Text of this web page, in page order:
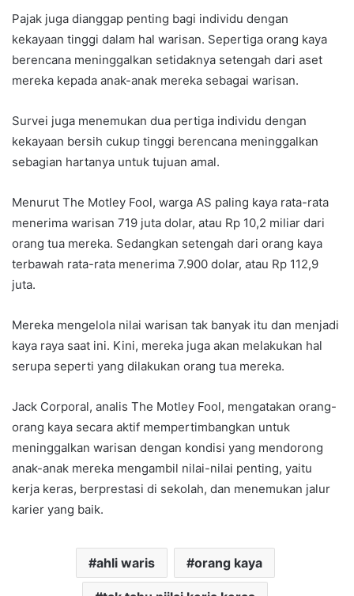
Pajak juga dianggap penting bagi individu dengan
kekayaan tinggi dalam hal warisan. Sepertiga orang kaya
berencana meninggalkan setidaknya setengah dari aset
mereka kepada anak-anak mereka sebagai warisan.
Survei juga menemukan dua pertiga individu dengan
kekayaan bersih cukup tinggi berencana meninggalkan
sebagian hartanya untuk tujuan amal.
Menurut The Motley Fool, warga AS paling kaya rata-rata
menerima warisan 719 juta dolar, atau Rp 10,2 miliar dari
orang tua mereka. Sedangkan setengah dari orang kaya
terbawah rata-rata menerima 7.900 dolar, atau Rp 112,9
juta.
Mereka mengelola nilai warisan tak banyak itu dan menjadi
kaya raya saat ini. Kini, mereka juga akan melakukan hal
serupa seperti yang dilakukan orang tua mereka.
Jack Corporal, analis The Motley Fool, mengatakan orang-
orang kaya secara aktif mempertimbangkan untuk
meninggalkan warisan dengan kondisi yang mendorong
anak-anak mereka mengambil nilai-nilai penting, yaitu
kerja keras, berprestasi di sekolah, dan menemukan jalur
karier yang baik.
ahli waris orang kaya